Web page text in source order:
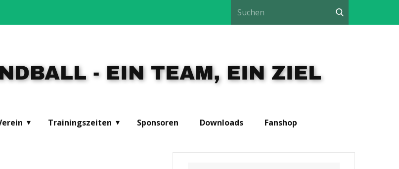
- EIN TEAM, EIN ZIEL
Trainingszeiten Sponsoren Downloads Fanshop